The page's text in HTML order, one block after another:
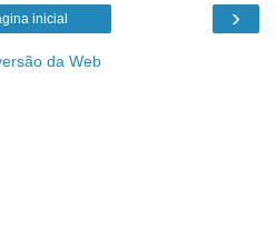
›
inicial
da Web